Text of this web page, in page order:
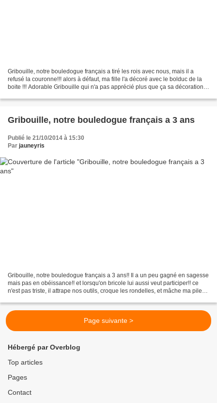
Gribouille, notre bouledogue français a tiré les rois avec nous, mais il a
refusé la couronne!!! alors à défaut, ma fille l'a décoré avec le bolduc de la
boite !!! Adorable Gribouille qui n'a pas apprécié plus que ça sa décoration!!!
Gribouille, notre bouledogue français a 3 ans
Publié le 21/10/2014 à 15:30
Par jauneyris
Gribouille, notre bouledogue français a 3 ans!! Il a un peu gagné en sagesse
mais pas en obéissance!! et lorsqu'on bricole lui aussi veut participer!! ce
n'est pas triste, il attrape nos outils, croque les rondelles, et mâche ma pile
Page suivante >
Hébergé par Overblog
Top articles
Pages
Contact